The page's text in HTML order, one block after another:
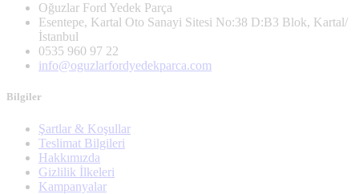
Oğuzlar Ford Yedek Parça
Esentepe, Kartal Oto Sanayi Sitesi No:38 D:B3 Blok, Kartal/
İstanbul
0535 960 97 22
info@oguzlarfordyedekparca.com
Bilgiler
Şartlar & Koşullar
Teslimat Bilgileri
Hakkımızda
Gizlilik İlkeleri
Kampanyalar